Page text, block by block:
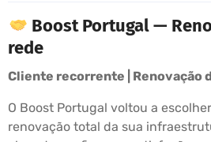
Boost Portugal —
rede
Cliente recorrente | Renovação
O Boost Portugal voltou a
renovação total da sua